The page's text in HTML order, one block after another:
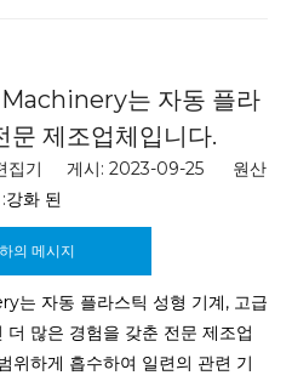
는 자동 플라
문 제조업체입니다.
집기 게시: 2023-09-25 원산
강화 된
의 메시지
자동 플라스틱 성형 기계, 고급
많은 경험을 갖춘 전문 제조업
위하게 흡수하여 일련의 관련 기